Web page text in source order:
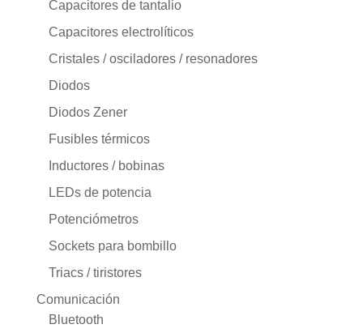
Capacitores de tantalio
Capacitores electrolíticos
Cristales / osciladores / resonadores
Diodos
Diodos Zener
Fusibles térmicos
Inductores / bobinas
LEDs de potencia
Potenciómetros
Sockets para bombillo
Triacs / tiristores
Comunicación
Bluetooth